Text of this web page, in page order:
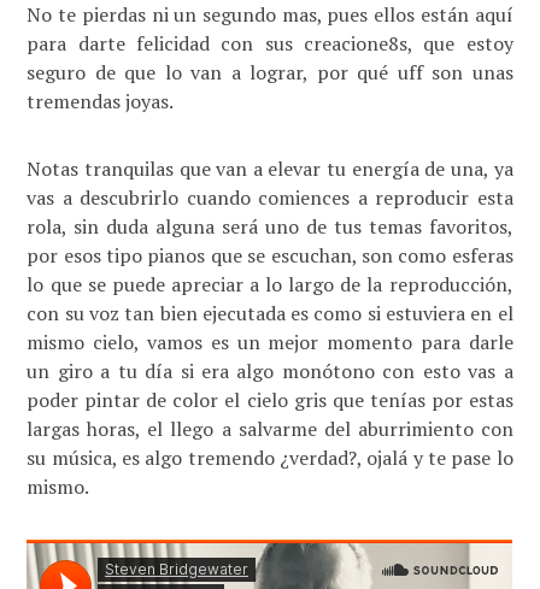
No te pierdas ni un segundo mas, pues ellos están aquí
para darte felicidad con sus creacione8s, que estoy
seguro de que lo van a lograr, por qué uff son unas
tremendas joyas.
Notas tranquilas que van a elevar tu energía de una, ya
vas a descubrirlo cuando comiences a reproducir esta
rola, sin duda alguna será uno de tus temas favoritos,
por esos tipo pianos que se escuchan, son como esferas
lo que se puede apreciar a lo largo de la reproducción,
con su voz tan bien ejecutada es como si estuviera en el
mismo cielo, vamos es un mejor momento para darle
un giro a tu día si era algo monótono con esto vas a
poder pintar de color el cielo gris que tenías por estas
largas horas, el llego a salvarme del aburrimiento con
su música, es algo tremendo ¿verdad?, ojalá y te pase lo
mismo.